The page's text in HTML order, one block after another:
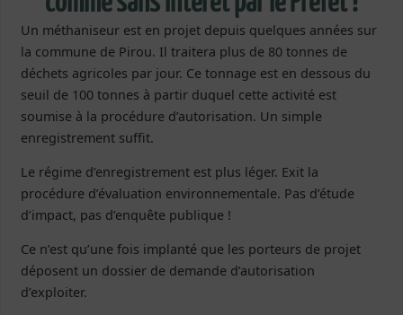
Un méthaniseur est en projet depuis quelques années sur
la commune de Pirou. Il traitera plus de 80 tonnes de
déchets agricoles par jour. Ce tonnage est en dessous du
seuil de 100 tonnes à partir duquel cette activité est
soumise à la procédure d’autorisation. Un simple
enregistrement suffit.
Le régime d’enregistrement est plus léger. Exit la
procédure d’évaluation environnementale. Pas d’étude
d’impact, pas d’enquête publique !
Ce n’est qu’une fois implanté que les porteurs de projet
déposent un dossier de demande d’autorisation
d’exploiter.